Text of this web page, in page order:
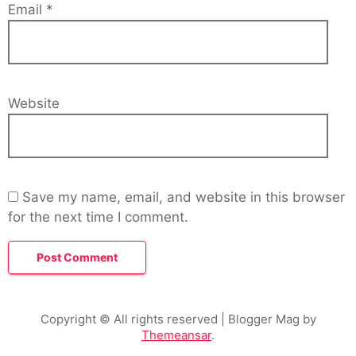
Email *
Website
Save my name, email, and website in this browser
for the next time I comment.
Copyright © All rights reserved | Blogger Mag by
Themeansar.